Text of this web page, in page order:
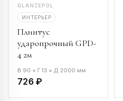
GLANZEPOL
ИНТЕРЬЕР
Плинтус
ударопрочный GPD-
4 2м
В 90 × Г 13 × Д 2000 мм
726 ₽